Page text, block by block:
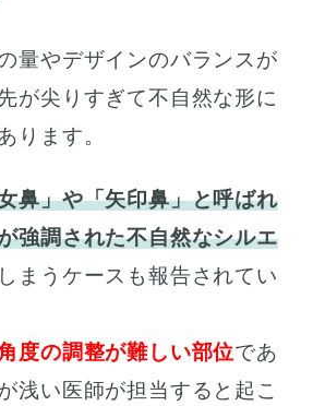
量やデザインのバランスが
が尖りすぎて不自然な形に
ります。
鼻」や「矢印鼻」と呼ばれ
強調された不自然なシルエ
まうケースも報告されてい
度の調整が難しい部位であ
浅い医師が担当すると起こ